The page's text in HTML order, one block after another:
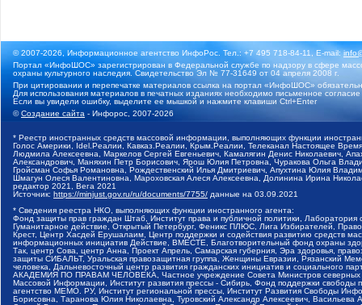
© 2007-2026, Информационное агентство ИнфоРос. Тел.: +7 495 718-84-11, E-mail:
Портал «ИнфоШОС» зарегистрирован в Федеральной службе по надзору в сфере
охраны культурного наследия. Свидетельство Эл № 77-31649 от 04 апреля 2008 г.
При цитировании и перепечатке материалов ссылка на портал «ИнфоШОС»
Для использования материалов в печатных изданиях необходимо письменное
Если вы увидели ошибку, выделите ее мышкой и нажмите клавиши Ctrl+Enter
©Создание сайта - Инфорос, 2007-2026
* Реестр иностранных средств массовой информации, выполняющих функции
Голос Америки, Idel.Реалии, Кавказ.Реалии, Крым.Реалии, Телеканал Настоящее
Людмила Алексеевна, Маркелов Сергей Евгеньевич, Камалягин Денис Николаевич,
Александрович, Маняхин Петр Борисович, Ярош Юлия Петровна, Чуракова Ольга
Гройсман Софья Романовна, Рождественский Илья Дмитриевич, Апухтина Юлия
Шмагун Олеся Валентиновна, Мароховская Алеся Алексеевна, Долинина Ирина
редактор 2021, Вега 2021
Источник: https://minjust.gov.ru/ru/documents/7755/ данные на 03.09.2021
* Сведения реестра НКО, выполняющих функции иностранного агента:
Фонд защиты прав граждан Штаб, Институт права и публичной политики,
Гуманитарное действие, Открытый Петербург, Феникс ПЛЮС, Лига Избирателей,
Крест, Центр Хасдей Ерушалаим, Центр поддержки и содействия развитию средств
информационных инициатив Действие, ВМЕСТЕ, Благотворительный фонд охраны
Так, центр Сова, центр Анна, Проект Апрель, Самарская губерния, Эра здоровья,
защиты СИБАЛЬТ, Уральская правозащитная группа, Женщины Евразии, Рязанский
человека, Дальневосточный центр развития гражданских инициатив и социального
АКАДЕМИЯ ПО ПРАВАМ ЧЕЛОВЕКА, Частное учреждение Совета Министров северных
Массовой Информации, Институт развития прессы - Сибирь, Фонд поддержки
агентство МЕМО. РУ, Институт региональной прессы, Институт Развития Свободы
Борисовна, Таранова Юлия Николаевна, Туровский Александр Алексеевич,